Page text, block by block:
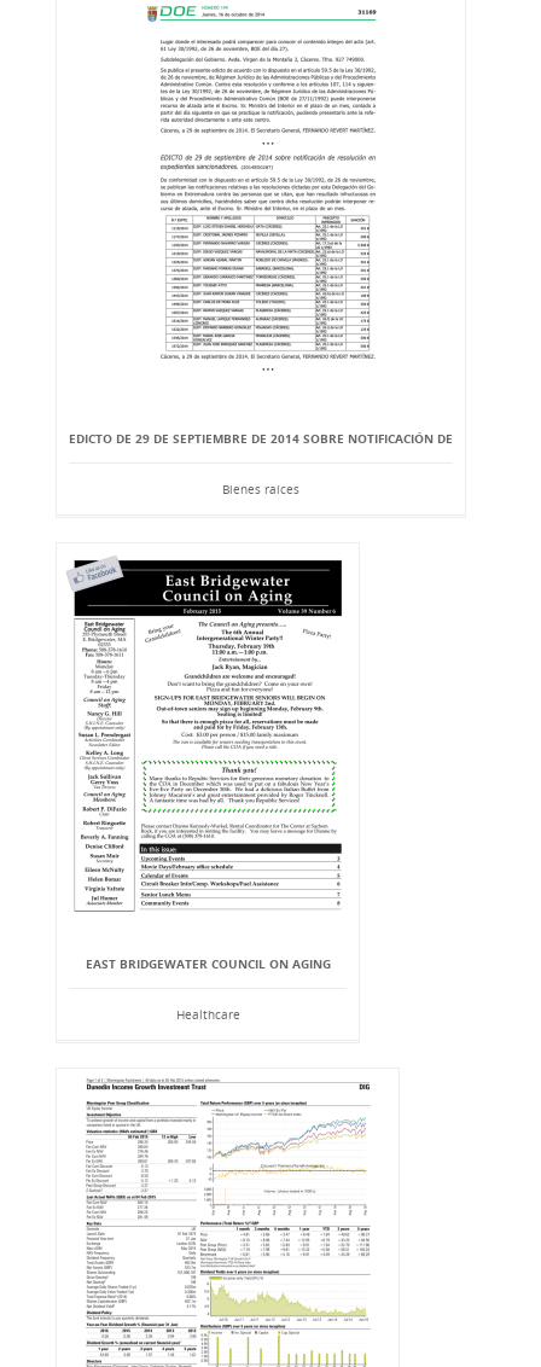
EDICTO DE 29 DE SEPTIEMBRE DE 2014 SOBRE NOTIFICACIÓN DE
Bienes raíces
EAST BRIDGEWATER COUNCIL ON AGING
Healthcare